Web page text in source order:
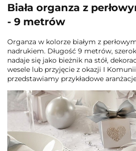
Biała organza z
- 9 metrów
Organza w kolorze białym z
nadrukiem. Długość 9 metrów,
nadaje się jako bieżnik na stół,
wesele lub przyjęcie z okazji I
przedstawiamy przykładowe